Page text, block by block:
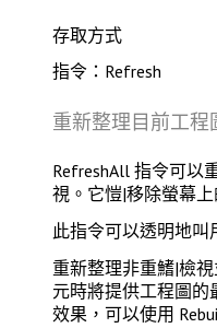
存取方式
指令：Refresh
重新整理目前工
RefreshAll 指令可以
視。它愷|移除螢幕
此指令可以透明地叫
重新整理非重鰭|檢
元時將提供工程圖的
效果，可以使用